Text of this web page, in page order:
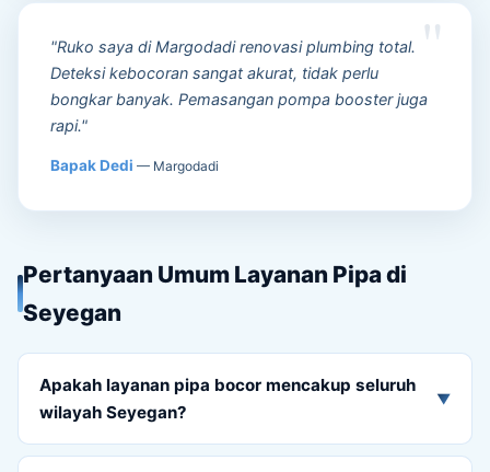
"Ruko saya di Margodadi renovasi plumbing total.
Deteksi kebocoran sangat akurat, tidak perlu
bongkar banyak. Pemasangan pompa booster juga
rapi."
Bapak Dedi — Margodadi
Pertanyaan Umum Layanan Pipa di
Seyegan
Apakah layanan pipa bocor mencakup seluruh
wilayah Seyegan?
▼